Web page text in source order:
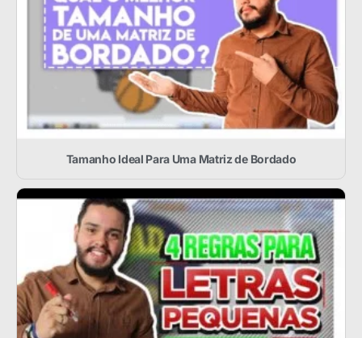
Tamanho Ideal Para Uma Matriz de Bordado